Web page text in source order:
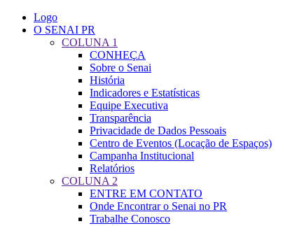
Logo
O SENAI PR
COLUNA 1
CONHEÇA
Sobre o Senai
História
Indicadores e Estatísticas
Equipe Executiva
Transparência
Privacidade de Dados Pessoais
Centro de Eventos (Locação de Espaços)
Campanha Institucional
Relatórios
COLUNA 2
ENTRE EM CONTATO
Onde Encontrar o Senai no PR
Trabalhe Conosco